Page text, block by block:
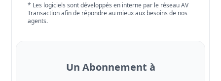
* Les logiciels sont développés en interne par le réseau AV
Transaction afin de répondre au mieux aux besoins de nos
agents.
Un Abonnement à